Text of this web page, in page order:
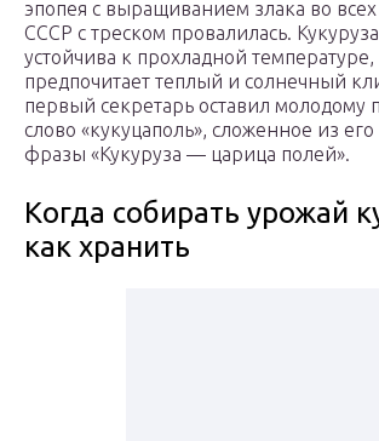
эпопея с выращиванием злака во
СССР с треском провалилась.
устойчива к прохладной температуре,
предпочитает теплый и солнечный
первый секретарь оставил молодому
слово «кукуцаполь», сложенное из
фразы «Кукуруза — царица полей».
Когда собирать урожай
как хранить